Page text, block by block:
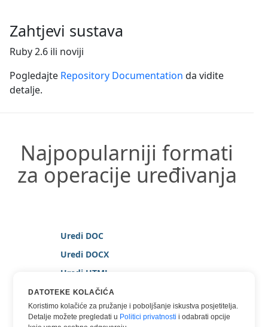
Zahtjevi sustava
Ruby 2.6 ili noviji
Pogledajte Repository Documentation da vidite
detalje.
Najpopularniji formati
za operacije uređivanja
Uredi DOC
Uredi DOCX
Uredi HTML
Uredi MARKDOWN
Uredi PDF
DATOTEKE KOLAČIĆA
Koristimo kolačiće za pružanje i poboljšanje iskustva posjetitelja.
Detalje možete pregledati u Politici privatnosti i odabrati opcije